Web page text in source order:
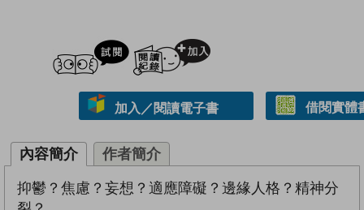
試閲
加入／閱讀電子書 借閱實體
內容簡介 作者簡介
抑鬱？焦慮？妄想？適應障礙？邊緣人格？精神分